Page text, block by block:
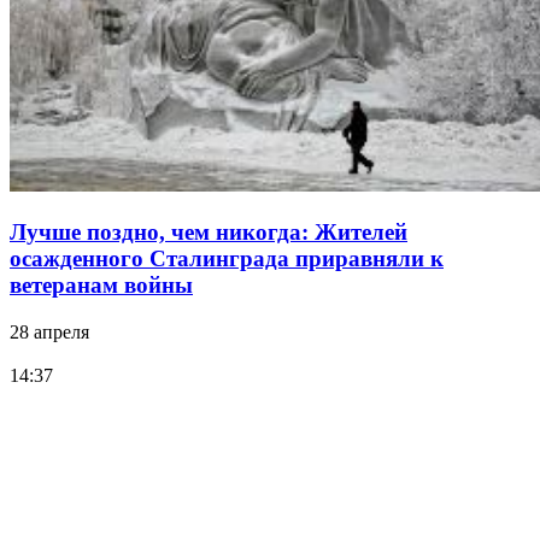
Лучше поздно, чем никогда: Жителей
осажденного Сталинграда приравняли к
ветеранам войны
28 апреля
14:37